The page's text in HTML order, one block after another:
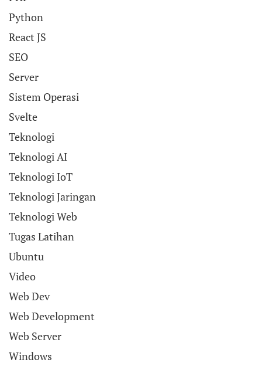
Python
React JS
SEO
Server
Sistem Operasi
Svelte
Teknologi
Teknologi AI
Teknologi IoT
Teknologi Jaringan
Teknologi Web
Tugas Latihan
Ubuntu
Video
Web Dev
Web Development
Web Server
Windows